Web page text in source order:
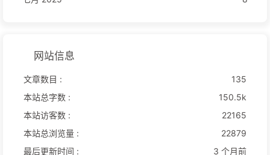
网站信息
文章数目 :
135
本站总字数 :
150.5k
本站访客数 :
22165
本站总浏览量 :
22879
最后更新时间 :
3 个月前